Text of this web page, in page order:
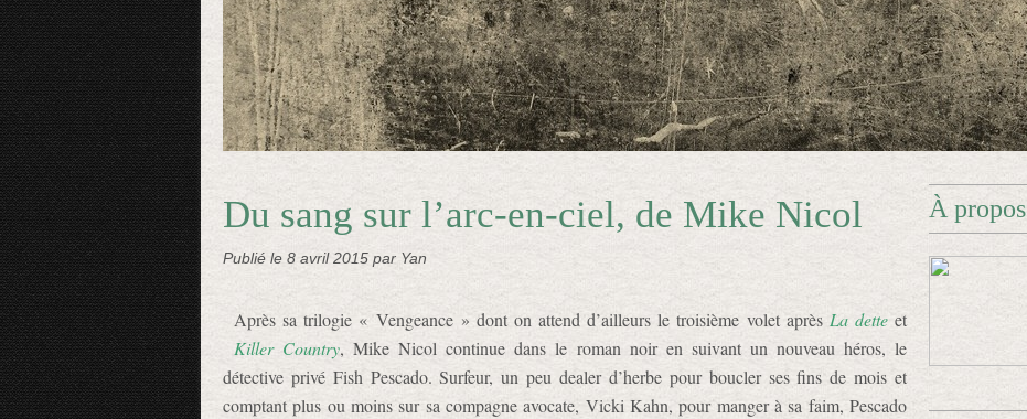
Du sang sur l’arc-en-ciel, de Mike Nicol
Publié le 8 avril 2015 par Yan
Après sa trilogie « Vengeance » dont on attend d’ailleurs le troisième volet après La detteet
Killer Country, Mike Nicol continue dans le roman noir en suivant un nouveau héros, le
détective privé Fish Pescado. Surfeur, un peu dealer d’herbe pour boucler ses fins de mois et
comptant plus ou moins sur sa compagne avocate, Vicki Kahn, pour manger à sa faim, Pescado
À propos